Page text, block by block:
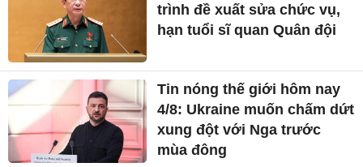
trình đề xuất sửa chức vụ,
hạn tuổi sĩ quan Quân đội
Tin nóng thế giới hôm nay
4/8: Ukraine muốn chấm dứt
xung đột với Nga trước
mùa đông